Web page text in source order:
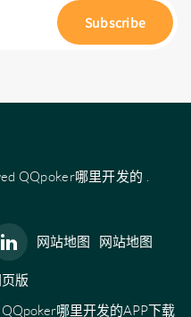
Subscribe
QQpoker哪里开发的 .
网站地图 网站地图
版
QQpoker哪里开发的APP下载